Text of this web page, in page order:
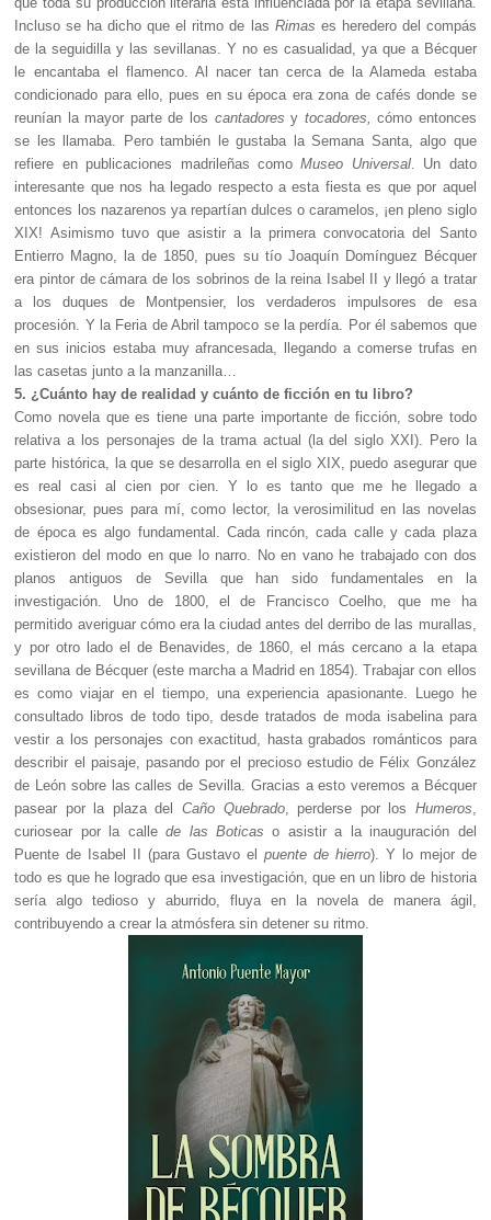
Incluso se ha dicho que el ritmo de las Rimas es heredero del compás
de la seguidilla y las sevillanas. Y no es casualidad, ya que a Bécquer
le encantaba el flamenco. Al nacer tan cerca de la Alameda estaba
condicionado para ello, pues en su época era zona de cafés donde se
reunían la mayor parte de los cantadores y tocadores,cómo entonces
se les llamaba. Pero también le gustaba la Semana Santa, algo que
refiere en publicaciones madrileñas comoMuseo Universal. Un dato
interesante que nos ha legado respecto a esta fiesta es que por aquel
entonces los nazarenos ya repartían dulces o caramelos, ¡en pleno siglo
XIX! Asimismo tuvo que asistir a la primera convocatoria del Santo
Entierro Magno, la de 1850, pues su tío Joaquín Domínguez Bécquer
era pintor de cámara de los sobrinos de la reina Isabel II y llegó a tratar
a los duques de Montpensier, los verdaderos impulsores de esa
procesión. Y la Feria de Abril tampoco se la perdía. Por él sabemos que
en sus inicios estaba muy afrancesada, llegando a comerse trufas en
las casetas junto a la manzanilla…
5. ¿Cuánto hay de realidad y cuánto de ficción en tu libro?
Como novela que es tiene una parte importante de ficción, sobre todo
relativa a los personajes de la trama actual (la del siglo XXI). Pero la
parte histórica, la que se desarrolla en el siglo XIX, puedo asegurar que
es real casi al cien por cien. Y lo es tanto que me he llegado a
obsesionar, pues para mí, como lector, la verosimilitud en las novelas
de época es algo fundamental. Cada rincón, cada calle y cada plaza
existieron del modo en que lo narro. No en vano he trabajado con dos
planos antiguos de Sevilla que han sido fundamentales en la
investigación. Uno de 1800, el de Francisco Coelho, que me ha
permitido averiguar cómo era la ciudad antes del derribo de las murallas,
y por otro lado el de Benavides, de 1860, el más cercano a la etapa
sevillana de Bécquer (este marcha a Madrid en 1854). Trabajar con ellos
es como viajar en el tiempo, una experiencia apasionante. Luego he
consultado libros de todo tipo, desde tratados de moda isabelina para
vestir a los personajes con exactitud, hasta grabados románticos para
describir el paisaje, pasando por el precioso estudio de Félix González
de León sobre las calles de Sevilla. Gracias a esto veremos a Bécquer
pasear por la plaza del Caño Quebrado, perderse por los Humeros
curiosear por la callede las Boticas o asistir a la inauguración del
Puente de Isabel II (para Gustavo el puente de hierro). Y lo mejor de
todo es que he logrado que esa investigación, que en un libro de historia
sería algo tedioso y aburrido, fluya en la novela de manera ágil,
contribuyendo a crear la atmósfera sin detener su ritmo.